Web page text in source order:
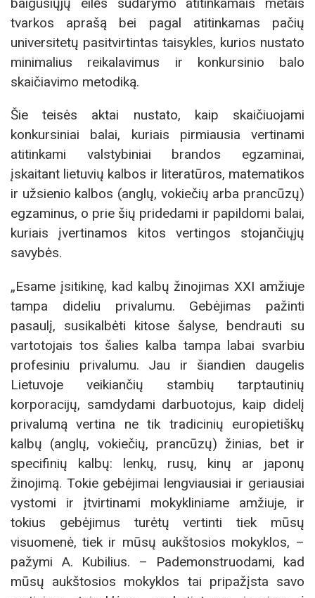
baigusiųjų eilės sudarymo atitinkamais metais
tvarkos aprašą bei pagal atitinkamas pačių
universitetų pasitvirtintas taisykles, kurios nustato
minimalius reikalavimus ir konkursinio balo
skaičiavimo metodiką.
Šie teisės aktai nustato, kaip skaičiuojami
konkursiniai balai, kuriais pirmiausia vertinami
atitinkami valstybiniai brandos egzaminai,
įskaitant lietuvių kalbos ir literatūros, matematikos
ir užsienio kalbos (anglų, vokiečių arba prancūzų)
egzaminus, o prie šių pridedami ir papildomi balai,
kuriais įvertinamos kitos vertingos stojančiųjų
savybės.
„Esame įsitikinę, kad kalbų žinojimas XXI amžiuje
tampa dideliu privalumu. Gebėjimas pažinti
pasaulį, susikalbėti kitose šalyse, bendrauti su
vartotojais tos šalies kalba tampa labai svarbiu
profesiniu privalumu. Jau ir šiandien daugelis
Lietuvoje veikiančių stambių tarptautinių
korporacijų, samdydami darbuotojus, kaip didelį
privalumą vertina ne tik tradicinių europietiškų
kalbų (anglų, vokiečių, prancūzų) žinias, bet ir
specifinių kalbų: lenkų, rusų, kinų ar japonų
žinojimą. Tokie gebėjimai lengviausiai ir geriausiai
vystomi ir įtvirtinami mokykliniame amžiuje, ir
tokius gebėjimus turėtų vertinti tiek mūsų
visuomenė, tiek ir mūsų aukštosios mokyklos, –
pažymi A. Kubilius. – Pademonstruodami, kad
mūsų aukštosios mokyklos tai pripažįsta savo